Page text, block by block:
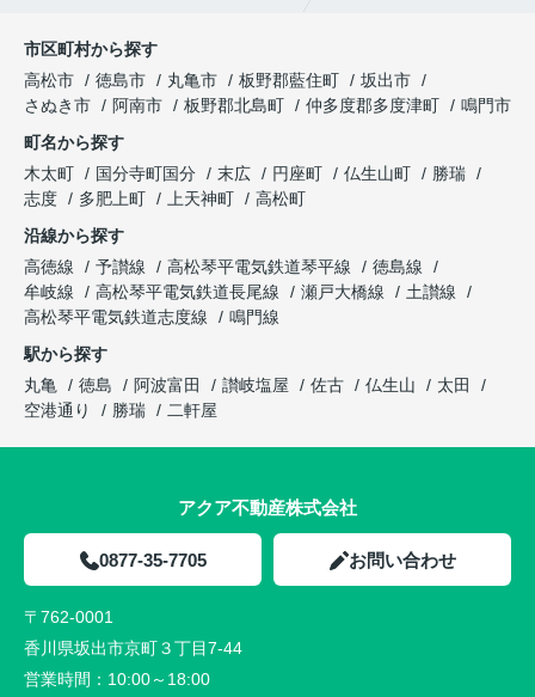
市区町村から探す
高松市
徳島市 丸亀市 板野郡藍住町
坂出市
さぬき市
阿南市 板野郡北島町 仲多度郡多度津町
鳴門市
町名から探す
木太町
国分寺町国分 末広 円座町 仏生山町
勝瑞
志度
多肥上町 上天神町
高松町
沿線から探す
高徳線
予讃線 高松琴平電気鉄道琴平線
徳島線
牟岐線
高松琴平電気鉄道長尾線 瀬戸大橋線
土讃線
高松琴平電気鉄道志度線
鳴門線
駅から探す
丸亀
徳島 阿波富田 讃岐塩屋 佐古 仏生山
太田
空港通り
勝瑞 二軒屋
アクア不動産株式会社
0877-35-7705 お問い合わせ
〒762-0001
香川県坂出市京町３丁目7-44
営業時間： 10:00～18:00